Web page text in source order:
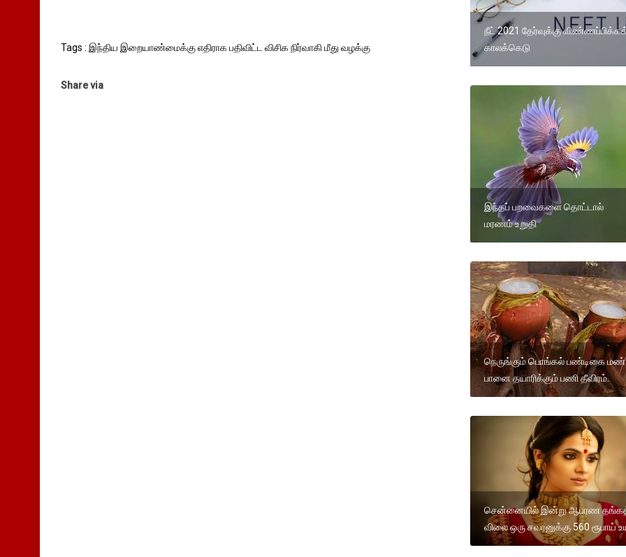
Tags : இந்திய இறையாண்மைக்கு எதிராக பதிவிட்ட விசிக நிர்வாகி மீது வழக்கு
Share via
நீட் 2021 தேர்வுக்கு
காலக்கெடு
இந்தப் பறவைகளை தொட்டால்
மரணம் உறுதி
நெருங்கும் பொங்கல் பண்டிகை மண்
பானை தயாரிக்கும் பணி தீவிரம்.
சென்னையில் இன்று ஆபரண
விலை ஒரு சவரனுக்கு 560 ரூபாய்